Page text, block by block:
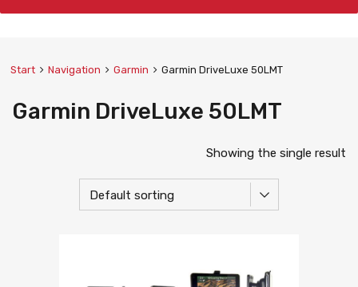
Start Navigation Garmin Garmin DriveLuxe 50LMT
Garmin DriveLuxe 50LMT
Showing the single result